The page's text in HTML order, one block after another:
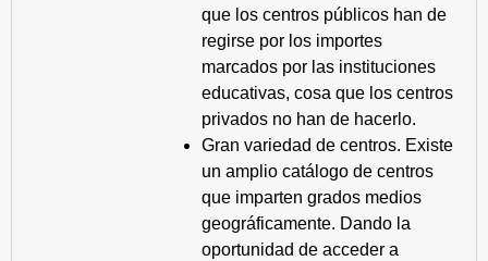
que los centros públicos han de
regirse por los importes
marcados por las instituciones
educativas, cosa que los centros
privados no han de hacerlo.
Gran variedad de centros. Existe
un amplio catálogo de centros
que imparten grados medios
geográficamente. Dando la
oportunidad de acceder a